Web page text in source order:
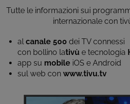
Tutte le informazioni sui
internazionale con
alcanale 500 dei TV connessi
con bollino lativù e tecnologia
app su mobile iOS e Android
sul web con www.tivu.tv